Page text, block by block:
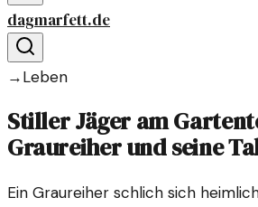
dagmarfett.de
→Leben
Stiller Jäger am
Graureiher und seine
Ein Graureiher schlich sich